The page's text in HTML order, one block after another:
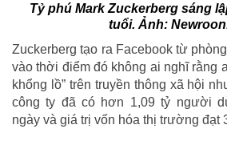
Tỷ phú Mark Zuckerberg sáng
tuổi. Ảnh:
Zuckerberg tạo ra Facebook từ
vào thời điểm đó không ai nghĩ rằng
khổng lồ” trên truyền thông xã hội
công ty đã có hơn 1,09 tỷ người
ngày và giá trị vốn hóa thị trường đạt